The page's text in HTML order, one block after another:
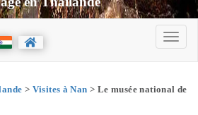
> Visites à Nan > Le musée national de